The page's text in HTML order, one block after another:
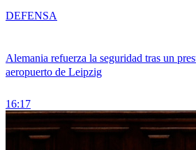
Alemania refuerza la seguridad tras un
aeropuerto de Leipzig
16:17
DEFENSA